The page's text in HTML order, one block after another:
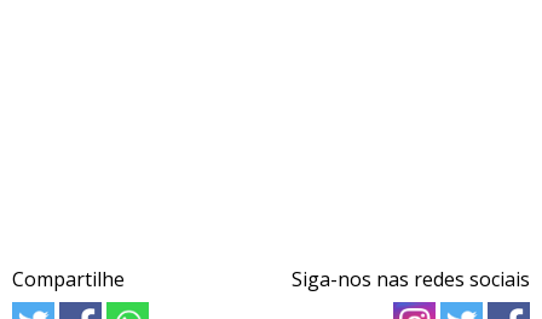
Compartilhe Siga-nos nas redes sociais